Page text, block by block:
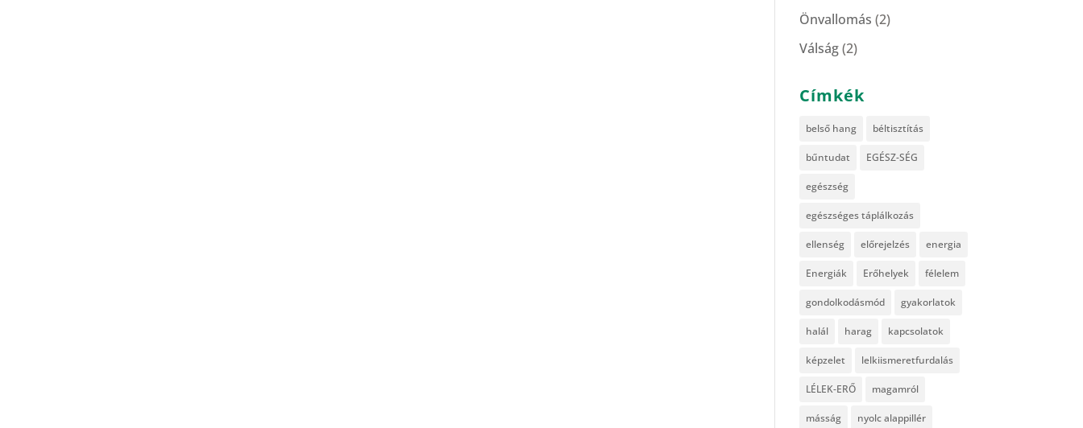
Önvallomás (2)
Válság(2)
Címkék
belső hang béltisztítás
bűntudat EGÉSZ-SÉG
egészség
egészséges táplálkozás
ellenség előrejelzés energia
Energiák Erőhelyek félelem
gondolkodásmód gyakorlatok
halál harag kapcsolatok
képzelet lelkiismeretfurdalás
LÉLEK-ERŐ magamról
másság nyolc alappillér